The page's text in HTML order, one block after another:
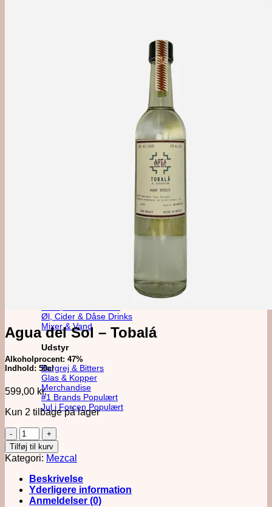
Øl, Cider & Dåse Drinks
Mixer & Vand
Udstyr
Bargrej & Bitters
Glas & Kopper
Merchandise
#1 Brands
Jul i Forcen
Agua del Sol – Tobalá
Alkoholprocent: 47%
Indhold: 50cl
599,00 kr.
Kun 2 tilbage på lager
Agua
del
Sol
-
Tobalá
antal
Tilføj til kurv
Kategori: Mezcal
Beskrivelse
Yderligere information
Anmeldelser (0)